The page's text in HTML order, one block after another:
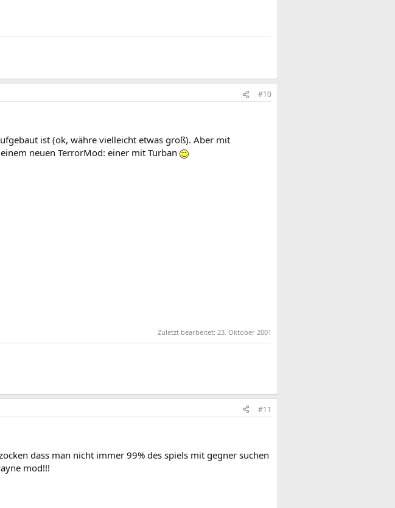
#10
ist (ok, währe vielleicht etwas groß). Aber mit
neuen TerrorMod: einer mit Turban
Zuletzt bearbeitet: 23. Oktober 2001
#11
dass man nicht immer 99% des spiels mit gegner suchen
mod!!!